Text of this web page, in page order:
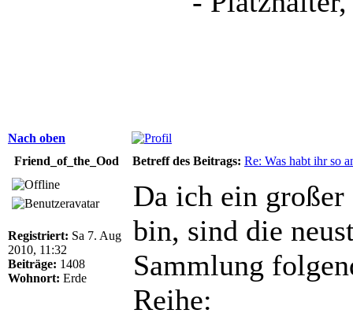
Nach oben
Friend_of_the_Ood
Betreff des Beitrags: Re: Was habt ihr so
Registriert: Sa 7. Aug
2010, 11:32
Beiträge: 1408
Wohnort: Erde
Da ich ein
bin, sind die
Sammlung
Reihe: